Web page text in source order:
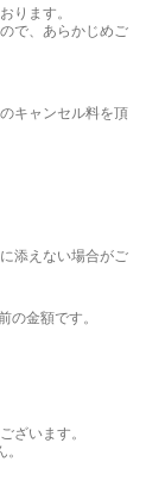
ります。
で、あらかじめご
キャンセル料を頂
添えない場合がご
金額です。
ざいます。